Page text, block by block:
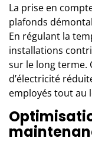
La prise en
plafonds
En régulant la
installations
sur le long terme.
d’électricité
employés tout au